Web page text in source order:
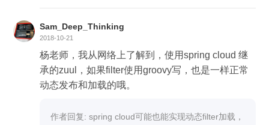
Sam_Deep_Thinking
2018-10-21
杨老师，我从网络上了解到，使用spring cloud 继
承的zuul，如果filter使用groovy写，也是一样正常
动态发布和加载的哦。
作者回复: spring cloud可能也能实现动态filter加载，